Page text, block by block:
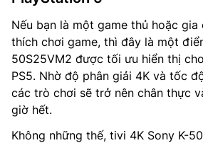
Nếu bạn là một game thủ hoặc
thích chơi game, thì đây là một
50S25VM2 được tối ưu hiển thị
PS5. Nhờ độ phân giải 4K và tốc
các trò chơi sẽ trở nên chân thực
giờ hết.
Không những thế, tivi 4K Sony K-